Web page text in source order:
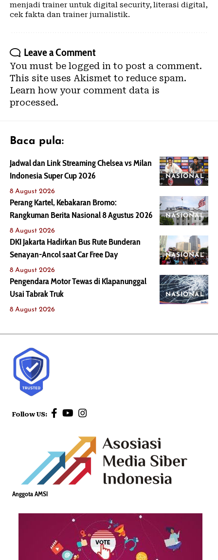
menjadi trainer untuk digital security, literasi digital,
cek fakta dan trainer jurnalistik.
Leave a Comment
You must be logged in to post a comment.
This site uses Akismet to reduce spam.
Learn how your comment data is
processed.
Baca pula:
NASIONAL
Jadwal dan Link Streaming Chelsea vs Milan
Indonesia Super Cup 2026
8 August 2026
NASIONAL
Perang Kartel, Kebakaran Bromo:
Rangkuman Berita Nasional 8 Agustus 2026
8 August 2026
NASIONAL
DKI Jakarta Hadirkan Bus Rute Bunderan
Senayan-Ancol saat Car Free Day
8 August 2026
NASIONAL
Pengendara Motor Tewas di Klapanunggal
Usai Tabrak Truk
8 August 2026
Follow US:
Anggota AMSI